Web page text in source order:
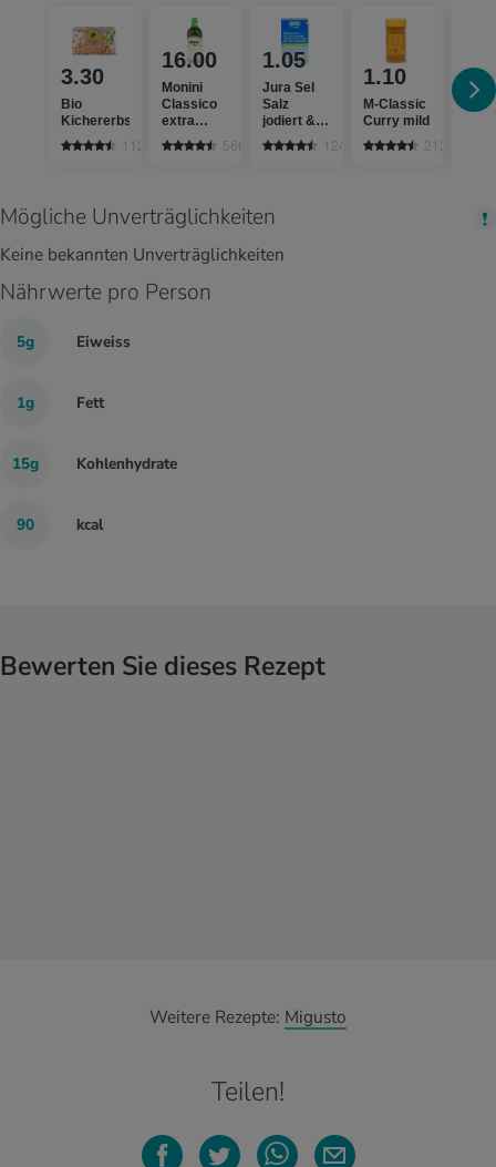
3.30
Bio
Kichererbsen
112
16.00
Monini
Classico
extra
vergine
566
1.05
Jura Sel
Salz
jodiert &
fluoridiert
1242
1.10
M-Classic
Curry mild
213
Bio
Mögliche Unverträglichkeiten
Keine bekannten Unverträglichkeiten
Nährwerte pro Person
5g Eiweiss
1g Fett
15g Kohlenhydrate
90 kcal
Bewerten Sie dieses Rezept
Weitere Rezepte: Migusto
Teilen!